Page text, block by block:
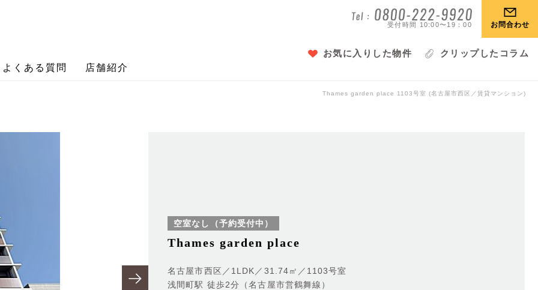
よくある質問 店舗紹介
受付時間 10:00〜19：00 お問合わせ
お気に入りした物件 クリップしたコラム
Thames garden place 1103号室 (名古屋市西区／賃貸マンション)
空室なし（予約受付中）
Thames garden place
名古屋市西区／1LDK／31.74㎡／1103号室
浅間町駅 徒歩2分（名古屋市営鶴舞線）